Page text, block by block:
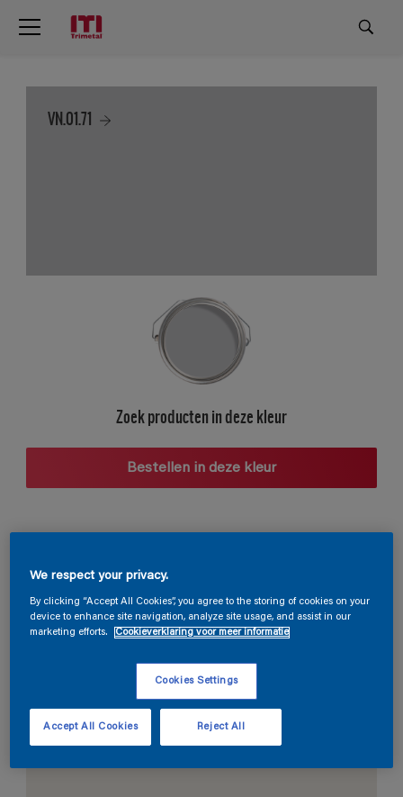
VN.01.71
Zoek producten in deze kleur
Bestellen in deze kleur
Voorgestelde kleurcombinaties
De perfecte wit
We respect your privacy.
By clicking “Accept All Cookies”, you agree to the storing of cookies on your
device to enhance site navigation, analyze site usage, and assist in our
marketing efforts.
Cookieverklaring voor meer informatie
Cookies Settings
Reject All
Accept All Cookies